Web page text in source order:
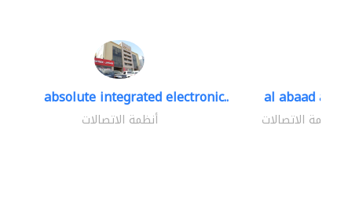
absolute integrated electronic..
أنظمة الاتصالات
al abaad al..
أنظمة الاتصالات